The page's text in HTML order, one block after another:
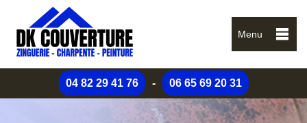
Menu
04 82 29 41 76 - 06 65 69 20 31